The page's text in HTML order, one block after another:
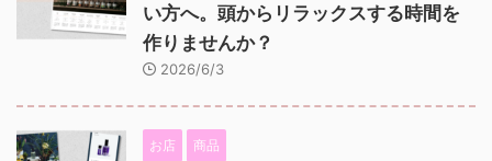
い方へ。頭からリラックスする時間を
作りませんか？
2026/6/3
お店 商品